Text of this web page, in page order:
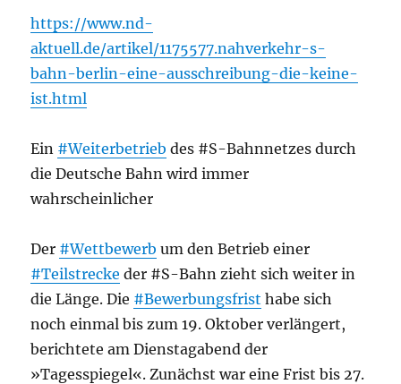
https://www.nd-
aktuell.de/artikel/1175577.nahverkehr-s-
bahn-berlin-eine-ausschreibung-die-keine-
ist.html
Ein #Weiterbetrieb des #S-Bahnnetzes durch
die Deutsche Bahn wird immer
wahrscheinlicher
Der #Wettbewerb um den Betrieb einer
#Teilstrecke der #S-Bahn zieht sich weiter in
die Länge. Die #Bewerbungsfrist habe sich
noch einmal bis zum 19. Oktober verlängert,
berichtete am Dienstagabend der
»Tagesspiegel«. Zunächst war eine Frist bis 27.